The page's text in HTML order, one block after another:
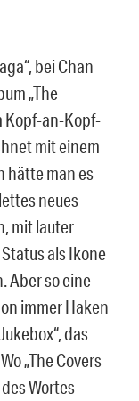
bei Chan
„The
Kopf-an-Kopf-
mit einem
hätte man es
neues
mit lauter
als Ikone
Aber so eine
immer Haken
das
„The Covers
Wortes